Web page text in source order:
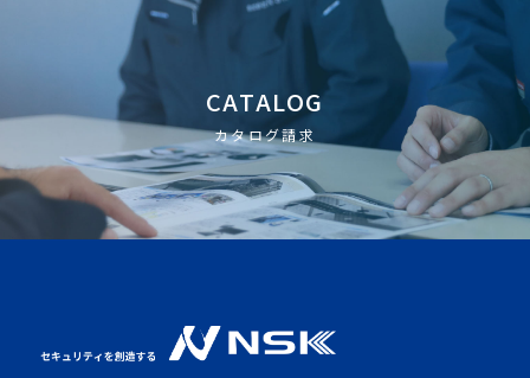
CATALOG
カタログ請求